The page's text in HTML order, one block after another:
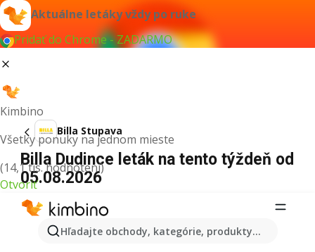
Aktuálne letáky vždy po ruke
Pridať do Chrome - ZADARMO
Kimbino
Všetky ponuky na jednom mieste
(14,1 tis. hodnotení)
Otvoriť
Hľadajte obchody, kategórie, produkty...
Billa Stupava
Billa Dudince leták na tento týždeň od
05.08.2026